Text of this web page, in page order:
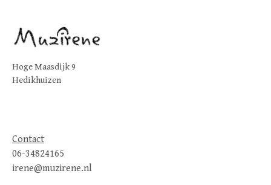
Hoge Maasdijk 9
Hedikhuizen
Contact
06-34824165
irene@muzirene.nl